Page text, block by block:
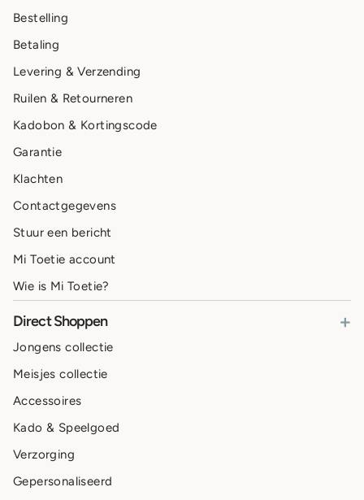
Bestelling
Betaling
Levering & Verzending
Ruilen & Retourneren
Kadobon & Kortingscode
Garantie
Klachten
Contactgegevens
Stuur een bericht
Mi Toetie account
Wie is Mi Toetie?
Direct Shoppen +
Jongens collectie
Meisjes collectie
Accessoires
Kado & Speelgoed
Verzorging
Gepersonaliseerd